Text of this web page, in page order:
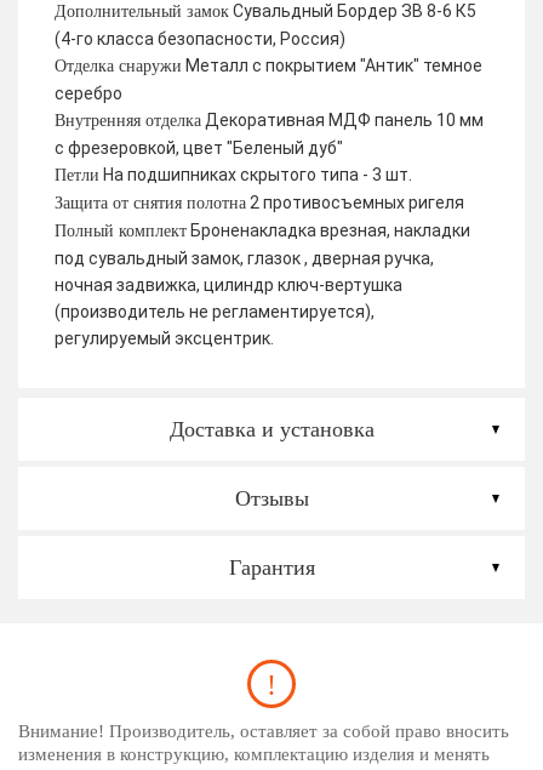
Дополнительный замок Сувальдный Бордер ЗВ 8-6 К5
(4-го класса безопасности, Россия)
Отделка снаружи Металл с покрытием "Антик" темное
серебро
Внутренняя отделка Декоративная МДФ панель 10 мм
с фрезеровкой, цвет "Беленый дуб"
Петли На подшипниках скрытого типа - 3 шт.
Защита от снятия полотна 2 противосъемных ригеля
Полный комплект Броненакладка врезная, накладки
под сувальдный замок, глазок , дверная ручка,
ночная задвижка, цилиндр ключ-вертушка
(производитель не регламентируется),
регулируемый эксцентрик.
Доставка и установка
Отзывы
Гарантия
Внимание! Производитель, оставляет за собой право вносить
изменения в конструкцию, комплектацию изделия и менять